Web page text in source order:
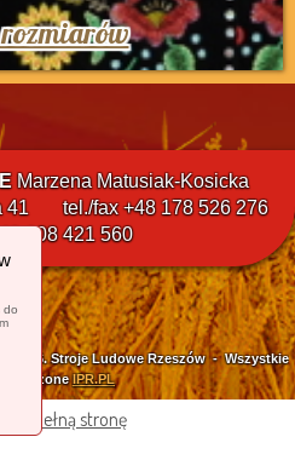
Marzena Matusiak-Kosicka
41 tel./fax +48 178 526 276
608 421 560
© 2016. Stroje Ludowe Rzeszów - Wszystkie
IPR.PL
na pełną stronę
do